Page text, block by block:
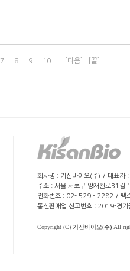
7 8 9 10 [다음] [끝]
회사명 : 기산바이오(주) / 대표자
주소 : 서울 서초구 양재천로31길
전화번호 : 02- 529 - 2282 /
통신판매업 신고번호 : 2019-경
Copyright (C) 기산바이오(주) All